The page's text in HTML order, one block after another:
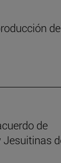
de
de
Jesuitinas